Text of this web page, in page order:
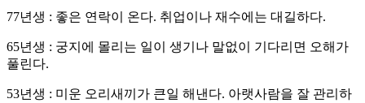
77년생 : 좋은 연락이 온다. 취업이나 재수에는 대길하다.
65년생 : 궁지에 몰리는 일이 생기나 말없이 기다리면 오해가
풀린다.
53년생 : 미운 오리새끼가 큰일 해낸다. 아랫사람을 잘 관리하